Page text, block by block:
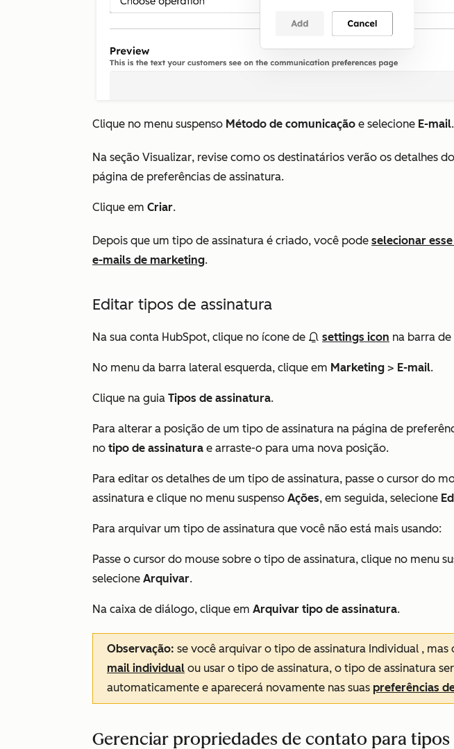
Clique no menu suspenso Método de comunicação e selecione E-mail.
Na seção Visualizar, revise como os destinatários verão os detalhes
página de preferências de assinatura.
Clique em Criar.
Depois que um tipo de assinatura é criado, você pode selecionar
e-mails de marketing.
Editar tipos de assinatura
Na sua conta HubSpot, clique no ícone de settings icon na barra
No menu da barra lateral esquerda, clique em Marketing > E-mail.
Clique na guia Tipos de assinatura.
Para alterar a posição de um tipo de assinatura na página de
no tipo de assinatura e arraste-o para uma nova posição.
Para editar os detalhes de um tipo de assinatura, passe o cursor do
assinatura e clique no menu suspenso Ações, em seguida, selecione
Para arquivar um tipo de assinatura que você não está mais usando:
Passe o cursor do mouse sobre o tipo de assinatura, clique no menu
selecione Arquivar.
Na caixa de diálogo, clique em Arquivar tipo de assinatura.
Observação: se você arquivar o tipo de assinatura Individual , mas
mail individual ou usar o tipo de assinatura, o tipo de assinatura
automaticamente e aparecerá novamente nas suas preferências
Gerenciar propriedades de contato para tipos